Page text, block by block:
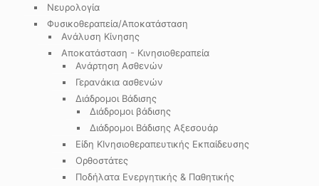
Νευρολογία
Φυσικοθεραπεία/Αποκατάσταση
Ανάλυση Κίνησης
Αποκατάσταση - Κινησιοθεραπεία
Ανάρτηση Ασθενών
Γερανάκια ασθενών
Διάδρομοι Βάδισης
Διάδρομοι βάδισης
Διάδρομοι Βάδισης Αξεσουάρ
Είδη ΚΙνησιοθεραπευτικής Εκπαίδευσης
Ορθοστάτες
Ποδήλατα Ενεργητικής & Παθητικής